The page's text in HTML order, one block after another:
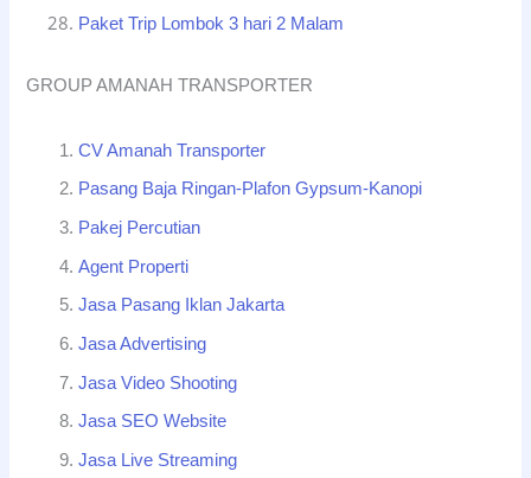
Paket Trip Lombok 3 hari 2 Malam
GROUP AMANAH TRANSPORTER
CV Amanah Transporter
Pasang Baja Ringan-Plafon Gypsum-Kanopi
Pakej Percutian
Agent Properti
Jasa Pasang Iklan Jakarta
Jasa Advertising
Jasa Video Shooting
Jasa SEO Website
Jasa Live Streaming